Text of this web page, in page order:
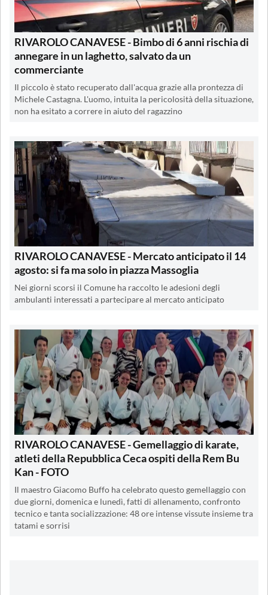
RIVAROLO CANAVESE - Bimbo di 6 anni rischia di
annegare in un laghetto, salvato da un
commerciante
Il piccolo è stato recuperato dall'acqua grazie alla prontezza di
Michele Castagna. L'uomo, intuita la pericolosità della situazione,
non ha esitato a correre in aiuto del ragazzino
RIVAROLO CANAVESE - Mercato anticipato il 14
agosto: si fa ma solo in piazza Massoglia
Nei giorni scorsi il Comune ha raccolto le adesioni degli
ambulanti interessati a partecipare al mercato anticipato
RIVAROLO CANAVESE - Gemellaggio di karate,
atleti della Repubblica Ceca ospiti della Rem Bu
Kan - FOTO
Il maestro Giacomo Buffo ha celebrato questo gemellaggio con
due giorni, domenica e lunedì, fatti di allenamento, confronto
tecnico e tanta socializzazione: 48 ore intense vissute insieme tra
tatami e sorrisi